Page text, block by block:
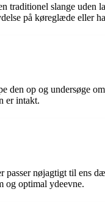
slange uden
på køreglæde eller
den op og undersøge
er intakt.
nøjagtigt til ens
og optimal ydeevne.